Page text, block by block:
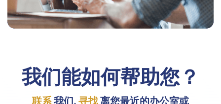
我们能如何帮助您？
联系我们, 寻找 离您最近的办公室或